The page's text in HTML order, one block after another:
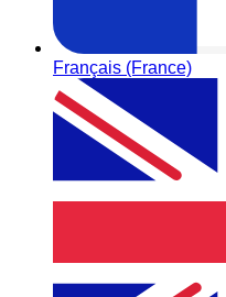
Français (France)